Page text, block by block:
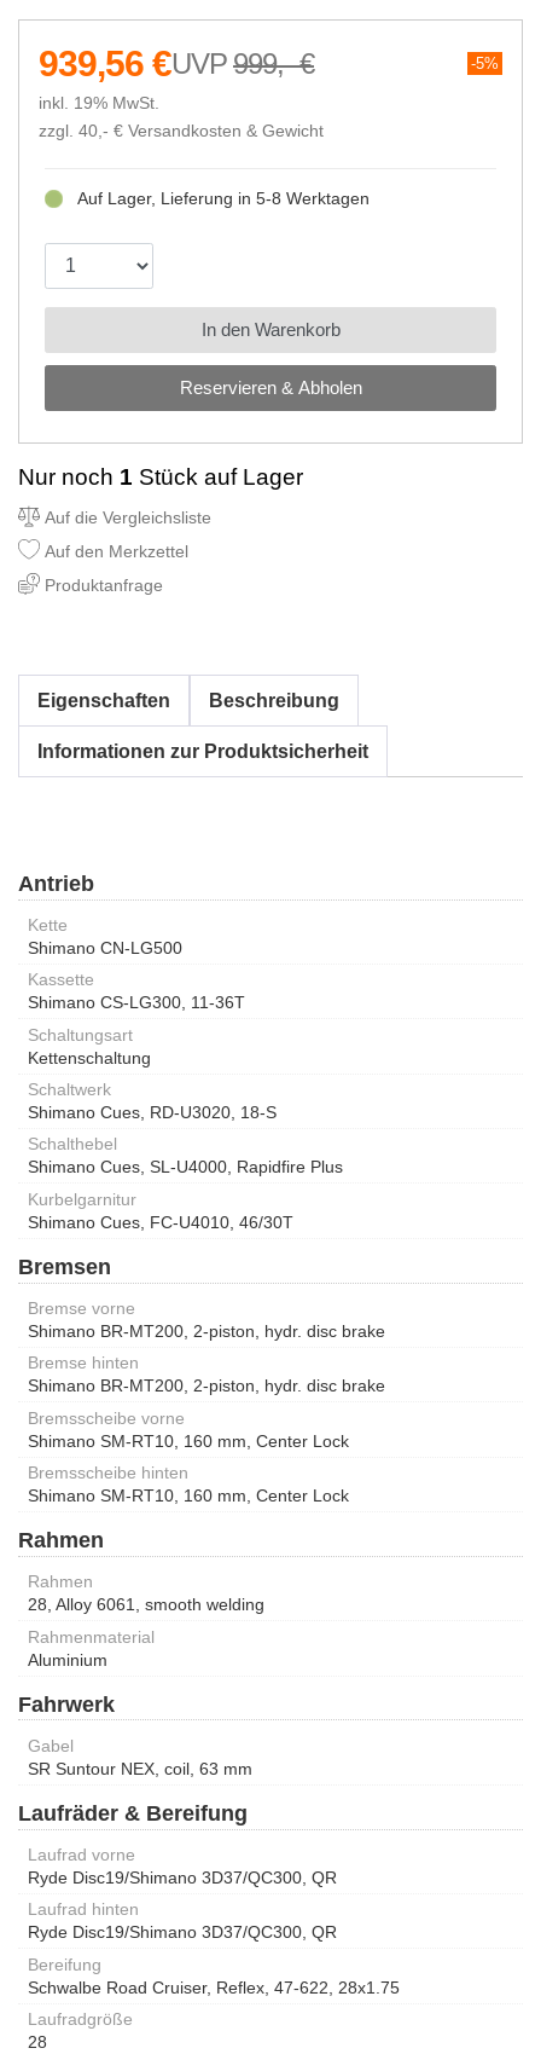
999,- € 5%
939,56 €
inkl. 19% MwSt.
zzgl. 40,- € Versandkosten & Gewicht
Reservieren & Abholen
Auf Lager, Lieferung in 5-8 Werktagen
In den Warenkorb
Nur noch 1 Stück auf Lager
Auf die Vergleichsliste
Auf den Merkzettel
Produktanfrage
Eigenschaften Beschreibung
Informationen zur Produktsicherheit
Antrieb
Kette
Shimano CN-LG500
Kassette
Shimano CS-LG300, 11-36T
Schaltungsart
Kettenschaltung
Schaltwerk
Shimano Cues, RD-U3020, 18-S
Schalthebel
Shimano Cues, SL-U4000, Rapidfire Plus
Kurbelgarnitur
Shimano Cues, FC-U4010, 46/30T
Bremsen
Bremse vorne
Shimano BR-MT200, 2-piston, hydr. disc brake
Bremse hinten
Shimano BR-MT200, 2-piston, hydr. disc brake
Bremsscheibe vorne
Shimano SM-RT10, 160 mm, Center Lock
Bremsscheibe hinten
Shimano SM-RT10, 160 mm, Center Lock
Rahmen
Rahmen
28, Alloy 6061, smooth welding
Rahmenmaterial
Aluminium
Fahrwerk
Gabel
SR Suntour NEX, coil, 63 mm
Laufräder & Bereifung
Laufrad vorne
Ryde Disc19/Shimano 3D37/QC300, QR
Laufrad hinten
Ryde Disc19/Shimano 3D37/QC300, QR
Bereifung
Schwalbe Road Cruiser, Reflex, 47-622, 28x1.75
Laufradgröße
28